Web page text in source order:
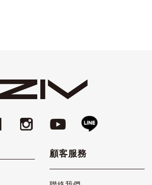
顧客服務